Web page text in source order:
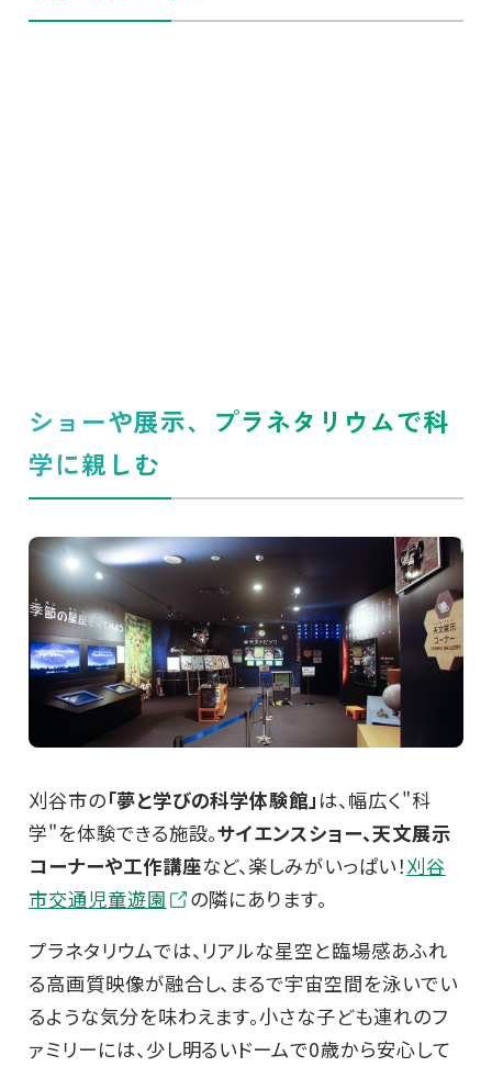
ショーや展示、プラネタリウムで科
学に親しむ
刈谷市の「夢と学びの科学体験館」 は、幅広く"科
学"を体験できる施設。サイエンスショー、天文展示
コーナーや工作講座など、楽しみがいっぱい！刈谷
市交通児童遊園
の隣にあります。
プラネタリウムでは、リアルな星空と臨場感あふれ
る高画質映像が融合し、まるで宇宙空間を泳いでい
るような気分を味わえます。小さな子ども連れのフ
ァミリーには、少し明るいドームで0歳から安心して